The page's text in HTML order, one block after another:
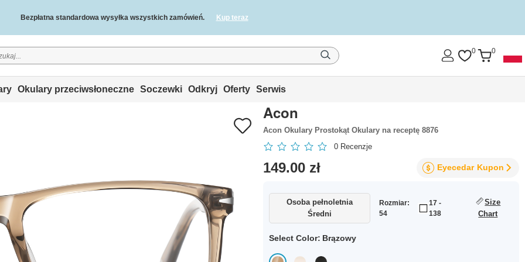
Bezpłatna standardowa wysyłka wszystkich zamówień. Kup teraz
2-letnia gwarancja jakości i 30-dniowa gwarancja zwrotu pieniędzy. 0 0
Okulary przeciwsłoneczne Soczewki Odkryj Oferty Serwis
Acon
Acon Okulary Prostokąt Okulary na receptę 8876
0 Recenzje
149.00 zł Eyecedar Kupon
Osoba pełnoletnia
Średni
Rozmiar:
54
17 -
138
Size
Chart
Select Color: Brązowy